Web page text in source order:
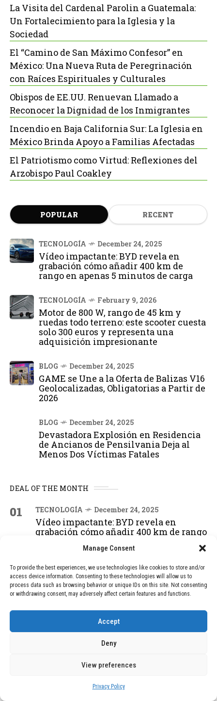
Manage Consent
To provide the best experiences, we use technologies like cookies to store and/or
access device information. Consenting to these technologies will allow us to
process data such as browsing behavior or unique IDs on this site. Not consenting
or withdrawing consent, may adversely affect certain features and functions.
Accept
Deny
View preferences
Privacy Policy
La Visita del Cardenal Parolin a Guatemala:
Un Fortalecimiento para la Iglesia y la
Sociedad
El “Camino de San Máximo Confesor” en
México: Una Nueva Ruta de Peregrinación
con Raíces Espirituales y Culturales
Obispos de EE.UU. Renuevan Llamado a
Reconocer la Dignidad de los Inmigrantes
Incendio en Baja California Sur: La Iglesia en
México Brinda Apoyo a Familias Afectadas
El Patriotismo como Virtud: Reflexiones del
Arzobispo Paul Coakley
POPULAR RECENT
TECNOLOGÍA December 24, 2025
Vídeo impactante: BYD revela en
grabación cómo añadir 400 km de
rango en apenas 5 minutos de carga
TECNOLOGÍA February 9, 2026
Motor de 800 W, rango de 45 km y
ruedas todo terreno: este scooter cuesta
solo 300 euros y representa una
adquisición impresionante
BLOG December 24, 2025
GAME se Une a la Oferta de Balizas V16
Geolocalizadas, Obligatorias a Partir de
2026
BLOG December 24, 2025
Devastadora Explosión en Residencia
de Ancianos de Pensilvania Deja al
Menos Dos Víctimas Fatales
DEAL OF THE MONTH
01 TECNOLOGÍA December 24, 2025
Vídeo impactante: BYD revela en
grabación cómo añadir 400 km de rango
02 TECNOLOGÍA February 9, 2026
Motor de 800 W, rango de 45 km y
ruedas todo terreno: este scooter cuesta
solo 300 euros y representa una
adquisición impresionante
GAME se Une a la Oferta de Balizas V16